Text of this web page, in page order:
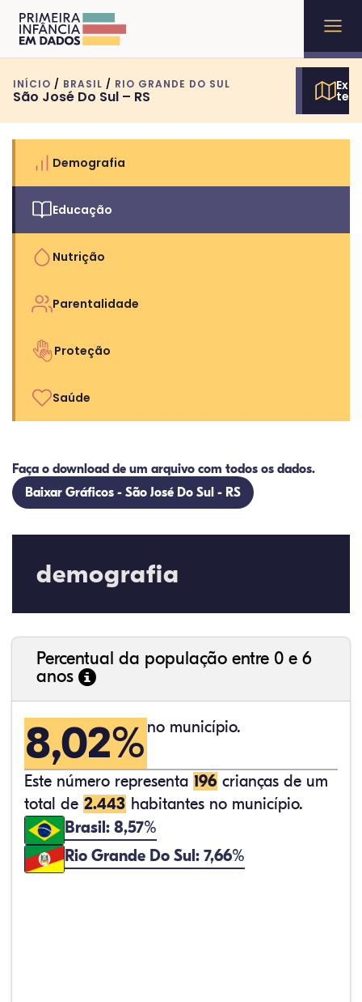
INÍCIO / BRASIL / RIO GRANDE DO SUL
São José Do Sul – RS
Demografia
Educação
Nutrição
Parentalidade
Proteção
Saúde
Faça o download de um arquivo com todos os dados.
Baixar Gráficos - São José Do Sul - RS
demografia
Percentual da população entre 0 e 6
anos
8,02% no município.
Este número representa 196 crianças de um
total de 2.443 habitantes no município.
Brasil: 8,57%
Rio Grande Do Sul: 7,66%